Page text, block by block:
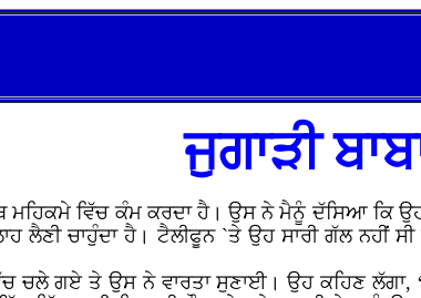
ਜੁਗਾੜੀ
ਮਹਿਕਮੇ ਵਿੱਚ ਕੰਮ ਕਰਦਾ ਹੈ। ਉਸ ਨੇ ਮੈਨੂੰ ਦੱਸਿਆ
ਲੈਣੀ ਚਾਹੁੰਦਾ ਹੈ। ਟੈਲੀਫੂਨ `ਤੇ ਉਹ ਸਾਰੀ ਗੱਲ
ਚਲੇ ਗਏ ਤੇ ਉਸ ਨੇ ਵਾਰਤਾ ਸੁਣਾਈ। ਉਹ ਕਹਿਣ